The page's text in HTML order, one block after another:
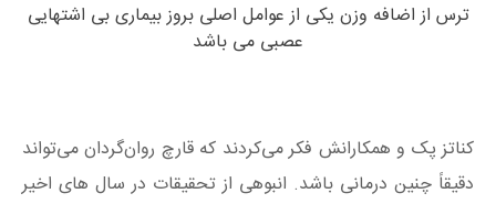
ترس از اضافه وزن یکی از عوامل اصلی بروز بیماری بی اشتهایی
عصبی می باشد
کناتز پک و همکارانش فکر می‌کردند که قارچ روان‌گردان می‌تواند
دقیقاً چنین درمانی باشد. انبوهی از تحقیقات در سال های اخیر